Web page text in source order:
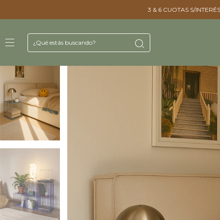
3 & 6 CUOTAS S/INTERÉS ㅤㅤ15% OFF VÍA